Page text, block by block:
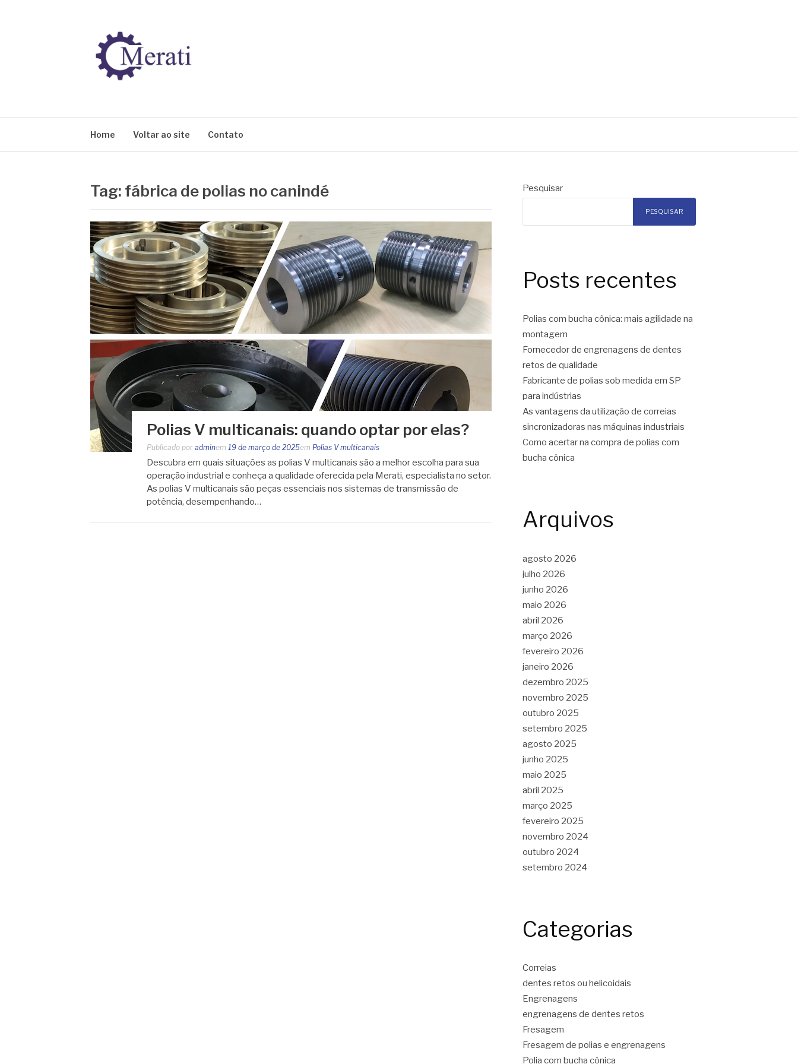
Home Voltar ao site Contato
Tag: fábrica de polias no canindé
Polias V multicanais: quando optar por elas?
Publicado por adminem 19 de março de 2025em Polias V multicanais
Descubra em quais situações as polias V multicanais são a melhor escolha para sua
operação industrial e conheça a qualidade oferecida pela Merati, especialista no setor.
As polias V multicanais são peças essenciais nos sistemas de transmissão de
potência, desempenhando…
Pesquisar
PESQUISAR
Posts recentes
Polias com bucha cônica: mais agilidade na
montagem
Fornecedor de engrenagens de dentes
retos de qualidade
Fabricante de polias sob medida em SP
para indústrias
As vantagens da utilização de correias
sincronizadoras nas máquinas industriais
Como acertar na compra de polias com
bucha cônica
Arquivos
agosto 2026
julho 2026
junho 2026
maio 2026
abril 2026
março 2026
fevereiro 2026
janeiro 2026
dezembro 2025
novembro 2025
outubro 2025
setembro 2025
agosto 2025
junho 2025
maio 2025
abril 2025
março 2025
fevereiro 2025
novembro 2024
outubro 2024
setembro 2024
Categorias
Correias
dentes retos ou helicoidais
Engrenagens
engrenagens de dentes retos
Fresagem
Fresagem de polias e engrenagens
Polia com bucha cônica